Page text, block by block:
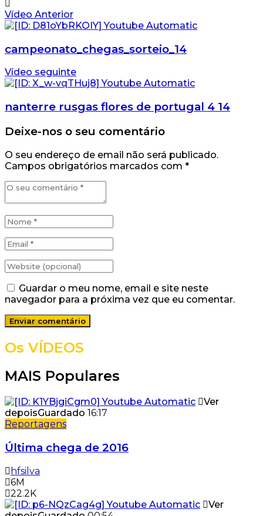
Vídeo Anterior
campeonato_chegas_sorteio_14
Vídeo seguinte
nanterre rusgas flores de portugal 4 14
Deixe-nos o seu comentário
O seu endereço de email não será publicado.
Campos obrigatórios marcados com *
Guardar o meu nome, email e site neste
navegador para a próxima vez que eu comentar.
Os VÍDEOS
MAIS Populares
Ver
depoisGuardado 16:17
Reportagens
Última chega de 2016
hfsilva
6M
22.2K
Ver